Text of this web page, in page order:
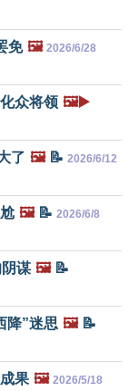
免 🖼️ 2026/6/28
众将领 🖼️▶️
了 🖼️📝 2026/6/12
🖼️📝 2026/6/8
谋 🖼️📝
降”迷思 🖼️📝
果 🖼️ 2026/5/18